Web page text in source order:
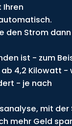
Ihren
den Strom dann
ist - zum
4,2 Kilowatt -
- je nach
mit der
mehr Geld